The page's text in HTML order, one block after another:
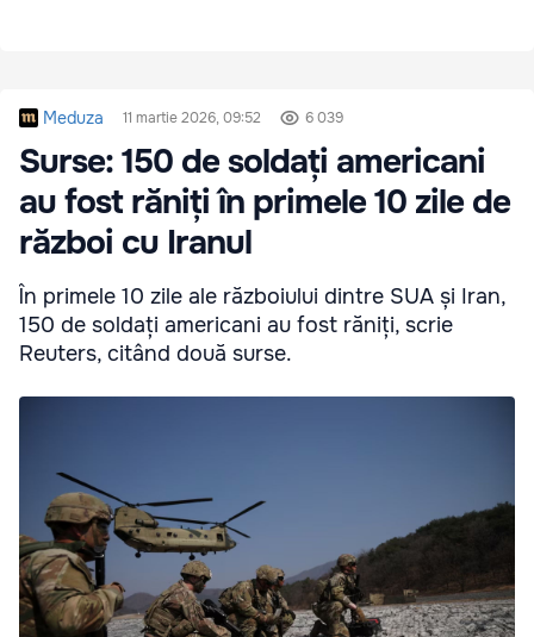
Meduza 11 martie 2026, 09:52 6 039
Surse: 150 de soldați americani
au fost răniți în primele 10 zile de
război cu Iranul
În primele 10 zile ale războiului dintre SUA și Iran,
150 de soldați americani au fost răniți, scrie
Reuters, citând două surse.